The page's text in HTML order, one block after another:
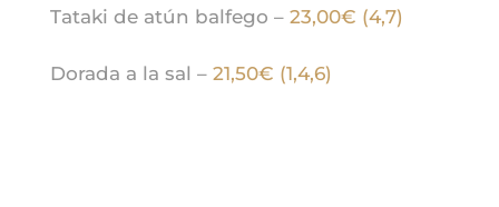
Tataki de atún balfego – 23,00€ (4,7)
Dorada a la sal – 21,50€ (1,4,6)